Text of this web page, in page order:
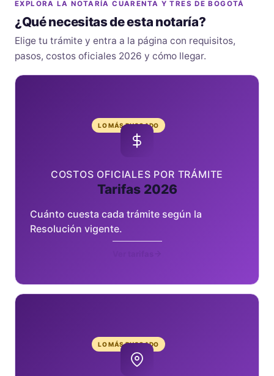
EXPLORA LA NOTARÍA CUARENTA Y TRES DE BOGOTÁ
¿Qué necesitas de esta notaría?
Elige tu trámite y entra a la página con requisitos,
pasos, costos oficiales 2026 y cómo llegar.
LO MÁS BUSCADO
COSTOS OFICIALES POR TRÁMITE
Tarifas 2026
Cuánto cuesta cada trámite según la
Resolución vigente.
LO MÁS BUSCADO